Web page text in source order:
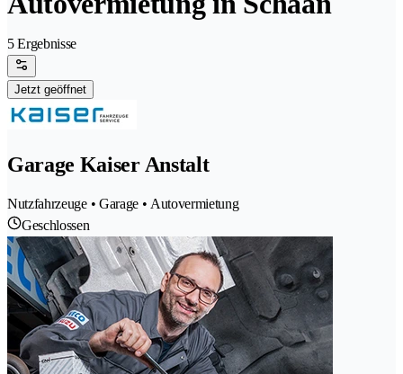
5 Ergebnisse
Jetzt geöffnet
Garage Kaiser Anstalt
Nutzfahrzeuge • Garage • Autovermietung
Geschlossen